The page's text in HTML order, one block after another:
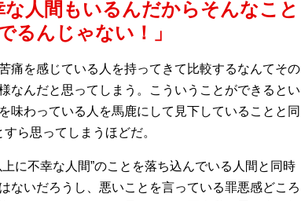
な人間もいるんだからそんなこと
るんじゃない！」
痛を感じている人を持ってきて比較するなんてその
なんだと思ってしまう。こういうことができるとい
味わっている人を馬鹿にして見下していることと同
ら思ってしまうほどだ。
に不幸な人間”のことを落ち込んでいる人間と同時
ないだろうし、悪いことを言っている罪悪感どころ